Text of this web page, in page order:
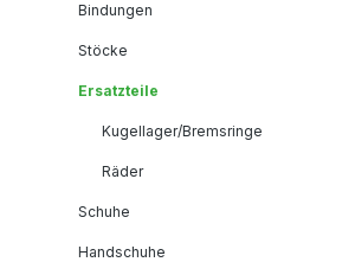
Bindungen
Stöcke
Ersatzteile
Kugellager/Bremsringe
Räder
Schuhe
Handschuhe